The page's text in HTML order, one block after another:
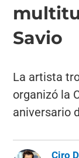
Savio
La artista
organizó la
aniversario
Ciro